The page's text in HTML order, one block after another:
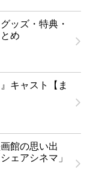
ッズ・特典・
め
キャスト【ま
館の思い出
ェアシネマ」